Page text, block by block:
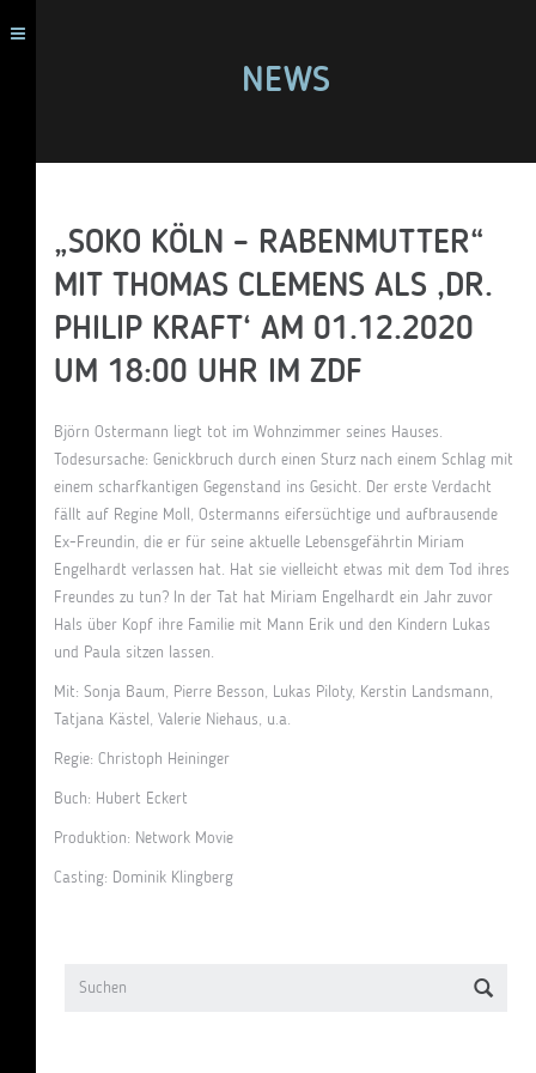
NEWS
„SOKO KÖLN – RABENMUTTER“
MIT THOMAS CLEMENS ALS ‚DR.
PHILIP KRAFT‘ AM 01.12.2020
UM 18:00 UHR IM ZDF
Björn Ostermann liegt tot im Wohnzimmer seines Hauses.
Todesursache: Genickbruch durch einen Sturz nach einem Schlag mit
einem scharfkantigen Gegenstand ins Gesicht. Der erste Verdacht
fällt auf Regine Moll, Ostermanns eifersüchtige und aufbrausende
Ex-Freundin, die er für seine aktuelle Lebensgefährtin Miriam
Engelhardt verlassen hat. Hat sie vielleicht etwas mit dem Tod ihres
Freundes zu tun? In der Tat hat Miriam Engelhardt ein Jahr zuvor
Hals über Kopf ihre Familie mit Mann Erik und den Kindern Lukas
und Paula sitzen lassen.
Mit: Sonja Baum, Pierre Besson, Lukas Piloty, Kerstin Landsmann,
Tatjana Kästel, Valerie Niehaus, u.a.
Regie: Christoph Heininger
Buch: Hubert Eckert
Produktion: Network Movie
Casting: Dominik Klingberg